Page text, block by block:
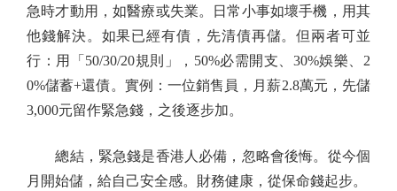
急時才動用，如醫療或失業。日常小事如壞手機，用其
他錢解決。如果已經有債，先清債再儲。但兩者可並
行：用「50/30/20規則」，50%必需開支、30%娛樂、2
0%儲蓄+還債。實例：一位銷售員，月薪2.8萬元，先儲
3,000元留作緊急錢，之後逐步加。
總結，緊急錢是香港人必備，忽略會後悔。從今個
月開始儲，給自己安全感。財務健康，從保命錢起步。